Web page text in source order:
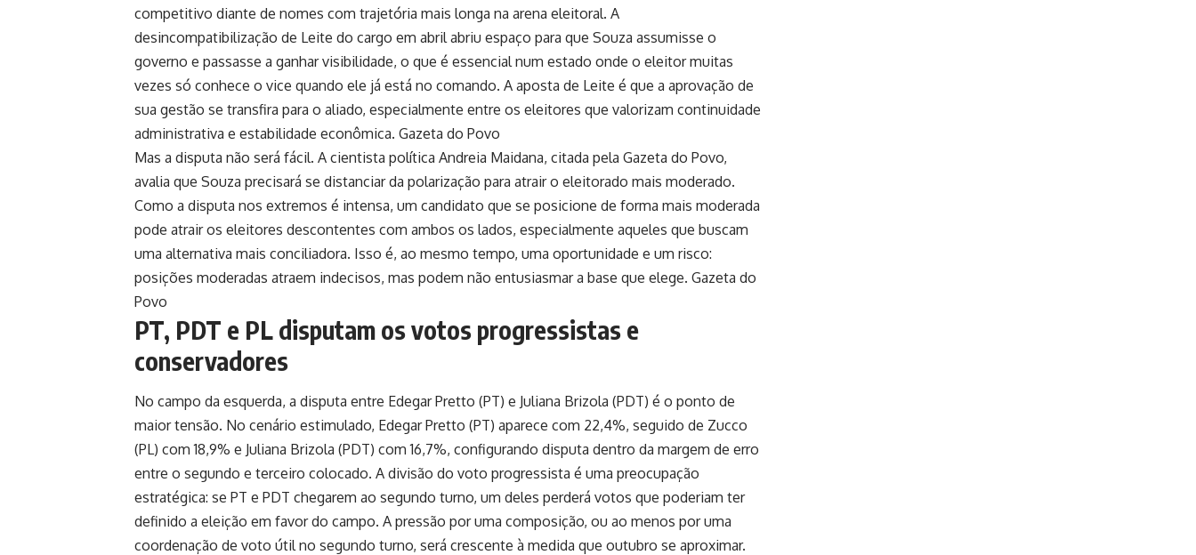
competitivo diante de nomes com trajetória mais longa na arena eleitoral. A
desincompatibilização de Leite do cargo em abril abriu espaço para que Souza assumisse o
governo e passasse a ganhar visibilidade, o que é essencial num estado onde o eleitor muitas
vezes só conhece o vice quando ele já está no comando. A aposta de Leite é que a aprovação de
sua gestão se transfira para o aliado, especialmente entre os eleitores que valorizam continuidade
administrativa e estabilidade econômica. Gazeta do Povo
Mas a disputa não será fácil. A cientista política Andreia Maidana, citada pela Gazeta do Povo,
avalia que Souza precisará se distanciar da polarização para atrair o eleitorado mais moderado.
Como a disputa nos extremos é intensa, um candidato que se posicione de forma mais moderada
pode atrair os eleitores descontentes com ambos os lados, especialmente aqueles que buscam
uma alternativa mais conciliadora. Isso é, ao mesmo tempo, uma oportunidade e um risco:
posições moderadas atraem indecisos, mas podem não entusiasmar a base que elege. Gazeta do
Povo
PT, PDT e PL disputam os votos progressistas e
conservadores
No campo da esquerda, a disputa entre Edegar Pretto (PT) e Juliana Brizola (PDT) é o ponto de
maior tensão. No cenário estimulado, Edegar Pretto (PT) aparece com 22,4%, seguido de Zucco
(PL) com 18,9% e Juliana Brizola (PDT) com 16,7%, configurando disputa dentro da margem de erro
entre o segundo e terceiro colocado. A divisão do voto progressista é uma preocupação
estratégica: se PT e PDT chegarem ao segundo turno, um deles perderá votos que poderiam ter
definido a eleição em favor do campo. A pressão por uma composição, ou ao menos por uma
coordenação de voto útil no segundo turno, será crescente à medida que outubro se aproximar.